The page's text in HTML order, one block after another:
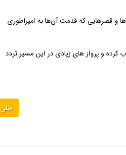
و قصرهایی که قدمت آن‌ها به امپراطوری
کرده و پرواز های زیادی در این مسیر تردد
قبلی